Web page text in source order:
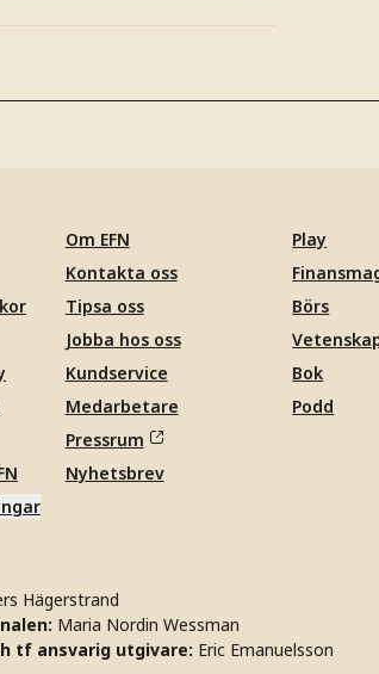
Om EFN
Kontakta oss
Tipsa oss
Jobba hos oss
Kundservice
Medarbetare
Pressrum
Nyhetsbrev
Play
Börs
Bok
Podd
Hägerstrand
Maria Nordin Wessman
tf ansvarig utgivare: Eric Emanuelsson